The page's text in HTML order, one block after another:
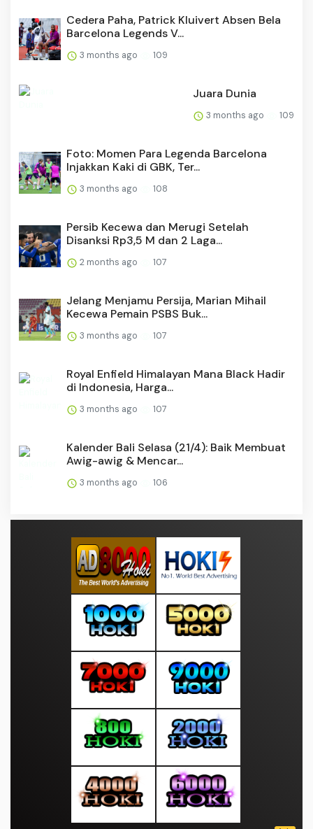
Cedera Paha, Patrick Kluivert Absen Bela
Barcelona Legends V...
3 months ago 109
Juara Dunia
3 months ago 109
Foto: Momen Para Legenda Barcelona
Injakkan Kaki di GBK, Ter...
3 months ago 108
Persib Kecewa dan Merugi Setelah
Disanksi Rp3,5 M dan 2 Laga...
2 months ago 107
Jelang Menjamu Persija, Marian Mihail
Kecewa Pemain PSBS Buk...
3 months ago 107
Royal Enfield Himalayan Mana Black Hadir
di Indonesia, Harga...
3 months ago 107
Kalender Bali Selasa (21/4): Baik Membuat
Awig-awig & Mencar...
3 months ago 106